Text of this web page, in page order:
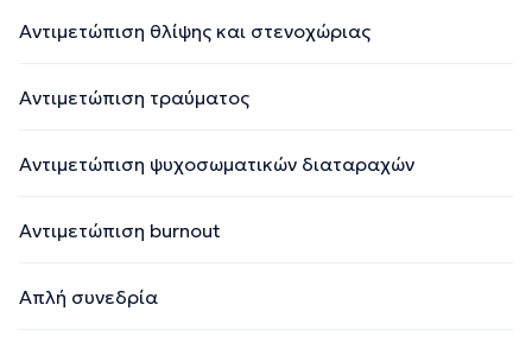
Αντιμετώπιση θλίψης και στενοχώριας
Αντιμετώπιση τραύματος
Αντιμετώπιση ψυχοσωματικών διαταραχών
Αντιμετώπιση burnout
Απλή συνεδρία